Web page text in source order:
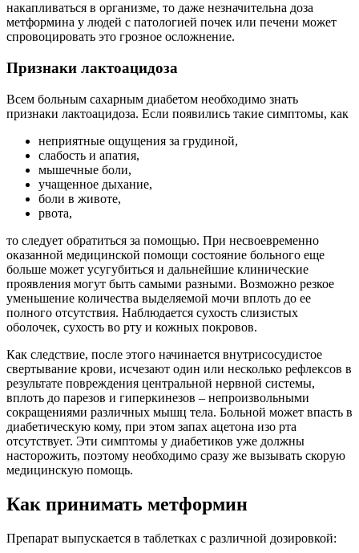
накапливаться в организме, то даже незначительна доза
метформина у людей с патологией почек или печени может
спровоцировать это грозное осложнение.
Признаки лактоацидоза
Всем больным сахарным диабетом необходимо знать
признаки лактоацидоза. Если появились такие симптомы, как
неприятные ощущения за грудиной,
слабость и апатия,
мышечные боли,
учащенное дыхание,
боли в животе,
рвота,
то следует обратиться за помощью. При несвоевременно
оказанной медицинской помощи состояние больного еще
больше может усугубиться и дальнейшие клинические
проявления могут быть самыми разными. Возможно резкое
уменьшение количества выделяемой мочи вплоть до ее
полного отсутствия. Наблюдается сухость слизистых
оболочек, сухость во рту и кожных покровов.
Как следствие, после этого начинается внутрисосудистое
свертывание крови, исчезают один или несколько рефлексов в
результате повреждения центральной нервной системы,
вплоть до парезов и гиперкинезов – непроизвольными
сокращениями различных мышц тела. Больной может впасть в
диабетическую кому, при этом запах ацетона изо рта
отсутствует. Эти симптомы у диабетиков уже должны
насторожить, поэтому необходимо сразу же вызывать скорую
медицинскую помощь.
Как принимать метформин
Препарат выпускается в таблетках с различной дозировкой: